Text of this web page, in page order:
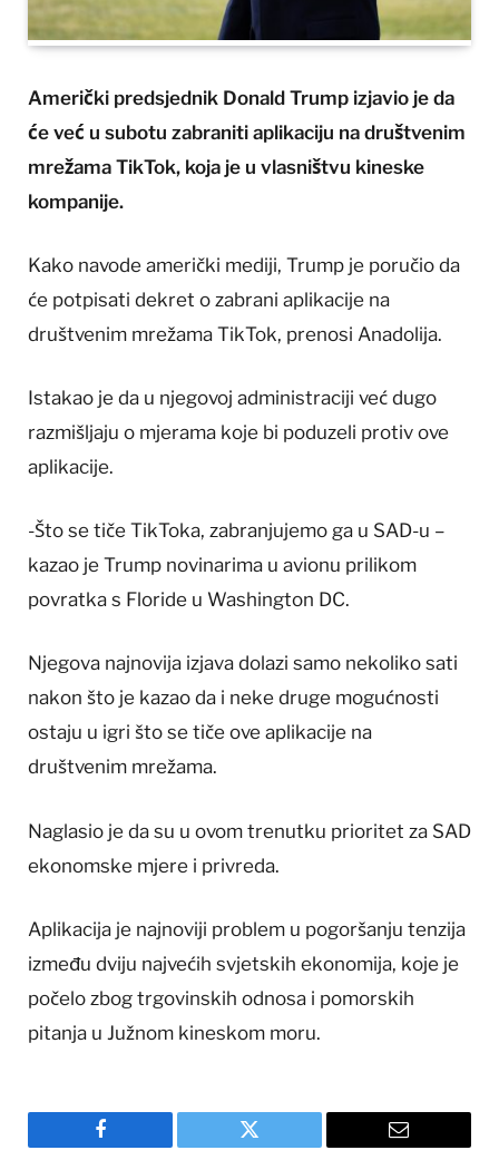
Američki predsjednik Donald Trump izjavio je da
će već u subotu zabraniti aplikaciju na društvenim
mrežama TikTok, koja je u vlasništvu kineske
kompanije.
Kako navode američki mediji, Trump je poručio da
će potpisati dekret o zabrani aplikacije na
društvenim mrežama TikTok, prenosi Anadolija.
Istakao je da u njegovoj administraciji već dugo
razmišljaju o mjerama koje bi poduzeli protiv ove
aplikacije.
-Što se tiče TikToka, zabranjujemo ga u SAD-u –
kazao je Trump novinarima u avionu prilikom
povratka s Floride u Washington DC.
Njegova najnovija izjava dolazi samo nekoliko sati
nakon što je kazao da i neke druge mogućnosti
ostaju u igri što se tiče ove aplikacije na
društvenim mrežama.
Naglasio je da su u ovom trenutku prioritet za SAD
ekonomske mjere i privreda.
Aplikacija je najnoviji problem u pogoršanju tenzija
između dviju najvećih svjetskih ekonomija, koje je
počelo zbog trgovinskih odnosa i pomorskih
pitanja u Južnom kineskom moru.
Facebook Twitter Email